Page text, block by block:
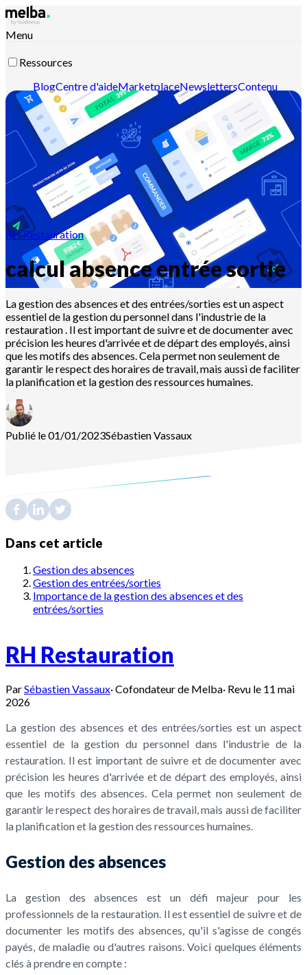
Menu
Ressources
BlogCentre d'aideMarketplaceNewslettersContenu
intelligentDocumentation APIDocumentation MCP
Contactez-nousDécouvrir melba
RH Restauration
calcul absence entrée sortie
La gestion des absences et des entrées/sorties est un aspect
essentiel de la gestion du personnel dans l'industrie de la
restauration . Il est important de suivre et de documenter avec
précision les heures d'arrivée et de départ des employés, ainsi
que les motifs des absences. Cela permet non seulement de
garantir le respect des horaires de travail, mais aussi de faciliter
la planification et la gestion des ressources humaines.
Publié le 01/01/2023SébastienVassaux
Dans cet article
Gestion des absences
Gestion des entrées/sorties
Importance de la gestion des absences et des
entrées/sorties
RH Restauration
ParSébastien Vassaux·Cofondateur de Melba· Revu le 11 mai
2026
La gestion des absences et des entrées/sorties est un aspect
essentiel de la gestion du personnel dans l'industrie de la
restauration. Il est important de suivre et de documenter avec
précision les heures d'arrivée et de départ des employés, ainsi
que les motifs des absences. Cela permet non seulement de
garantir le respect des horaires de travail, mais aussi de faciliter
la planification et la gestion des ressources humaines.
Gestion des absences
La gestion des absences est un défi majeur pour les
professionnels de la restauration. Il est essentiel de suivre et de
documenter les motifs des absences, qu'il s'agisse de congés
payés, de maladie ou d'autres raisons. Voici quelques éléments
clés à prendre en compte :